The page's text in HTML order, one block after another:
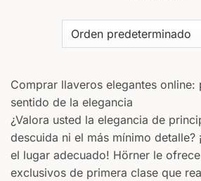
Comprar llaveros elegantes online:
sentido de la elegancia
¿Valora usted la elegancia de
descuida ni el más mínimo detalle?
el lugar adecuado! Hörner le
exclusivos de primera clase que